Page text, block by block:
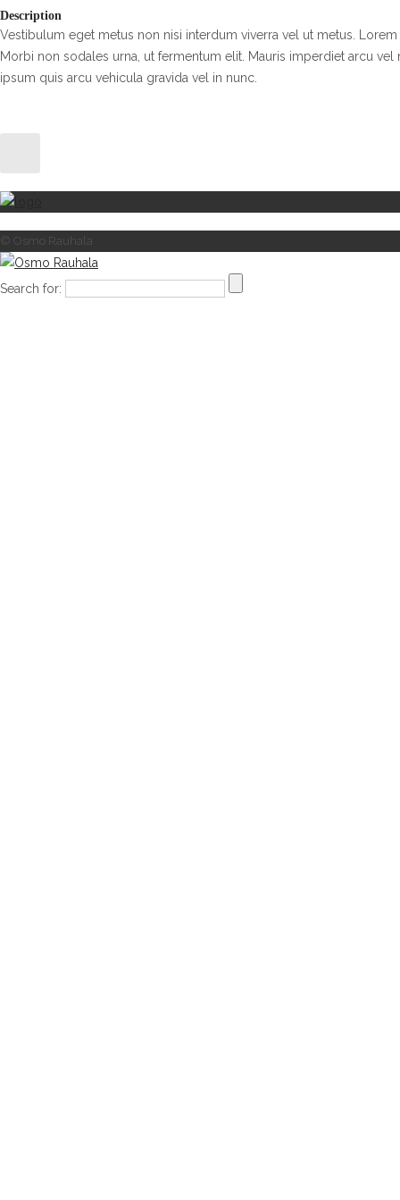
Description
Vestibulum eget metus non nisi interdum viverra vel ut metus.
Morbi non sodales urna, ut fermentum elit. Mauris imperdiet arcu
ipsum quis arcu vehicula gravida vel in nunc.
© Osmo Rauhala
Search for: